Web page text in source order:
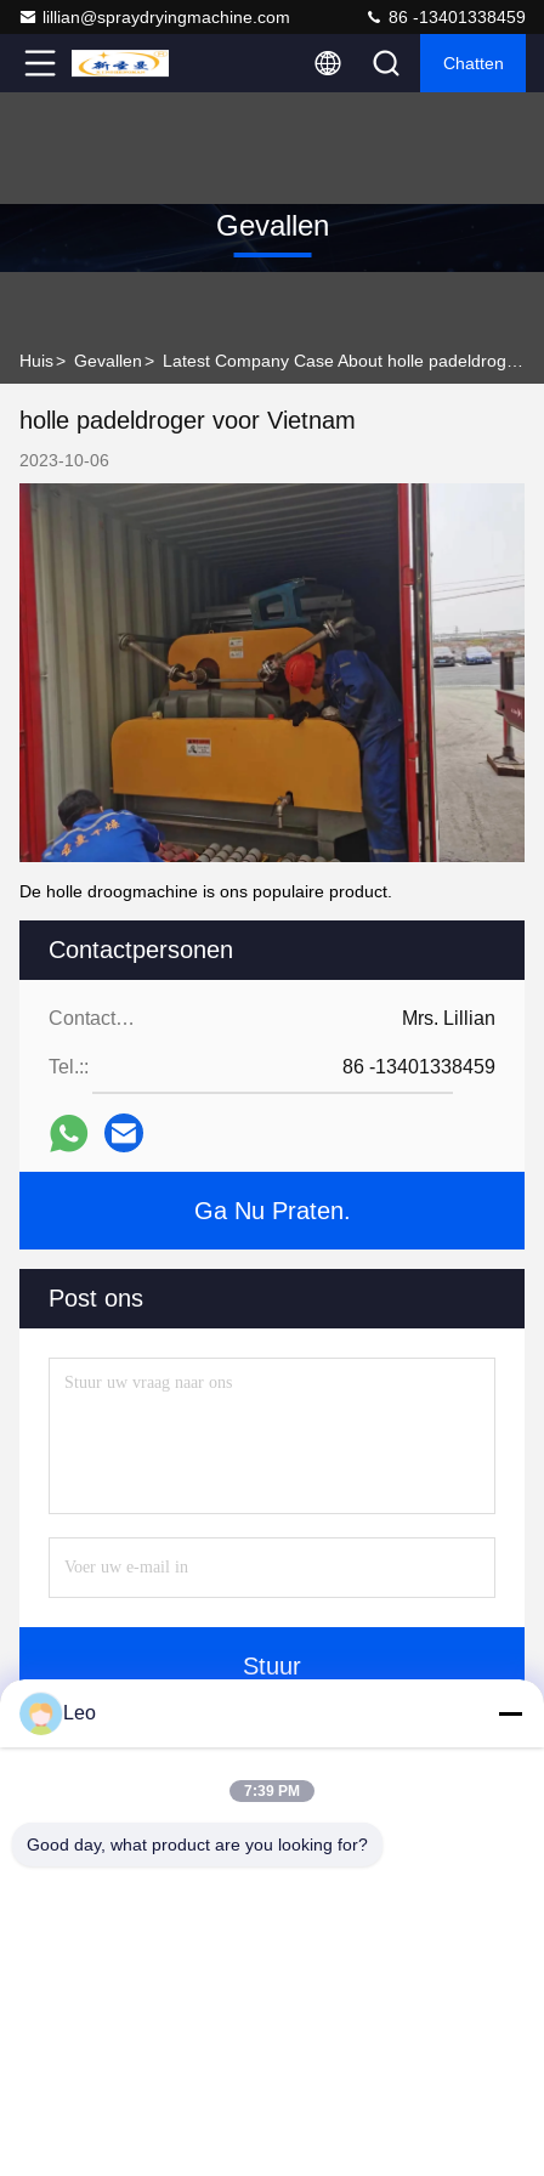
lillian@spraydryingmachine.com 86 -13401338459
Chatten
Gevallen
Huis> Gevallen>
Contactpersonen
Contactpersonen: Mrs. Lillian
Tel.:: 86 -13401338459
Ga Nu Praten.
Post ons
Stuur
holle padeldroger voor Vietnam
2023-10-06
De holle droogmachine is ons populaire product.
Jiangsu Shengman Drying Equipment
Leo
7:39 PM
Good day, what product are you looking for?